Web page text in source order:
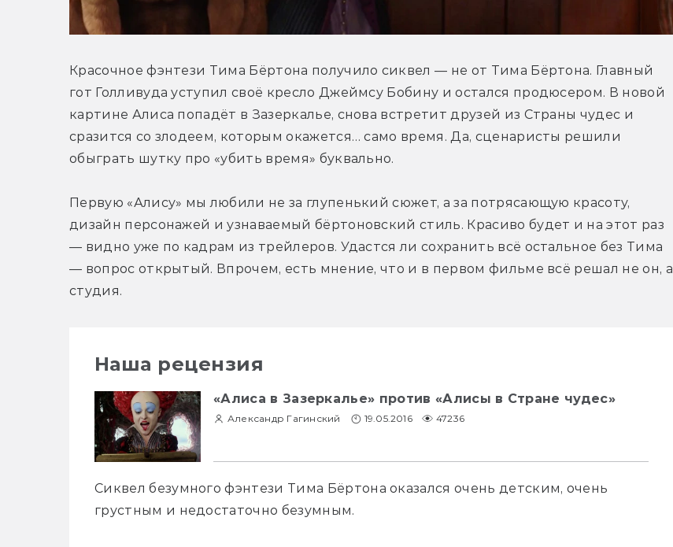
Красочное фэнтези Тима Бёртона получило сиквел — не от Тима Бёртона. Главный
гот Голливуда уступил своё кресло Джеймсу Бобину и остался продюсером. В новой
картине Алиса попадёт в Зазеркалье, снова встретит друзей из Страны чудес и
сразится со злодеем, которым окажется… само время. Да, сценаристы решили
обыграть шутку про «убить время» буквально.
Первую «Алису» мы любили не за глупенький сюжет, а за потрясающую красоту,
дизайн персонажей и узнаваемый бёртоновский стиль. Красиво будет и на этот раз
— видно уже по кадрам из трейлеров. Удастся ли сохранить всё остальное без Тима
— вопрос открытый. Впрочем, есть мнение, что и в первом фильме всё решал не он, а
студия.
Наша рецензия
«Алиса в Зазеркалье» против «Алисы в Стране чудес»
Александр Гагинский 19.05.2016 47236
Сиквел безумного фэнтези Тима Бёртона оказался очень детским, очень
грустным и недостаточно безумным.